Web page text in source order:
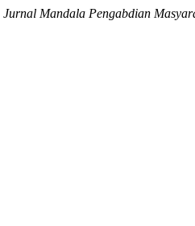
Jurnal Mandala Pengabdian